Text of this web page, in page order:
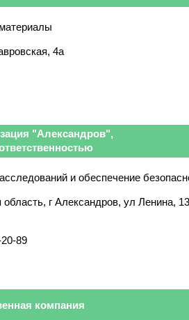
4а
"Александров",
и обеспечение
г Александров, ул Ленина,
89
компания